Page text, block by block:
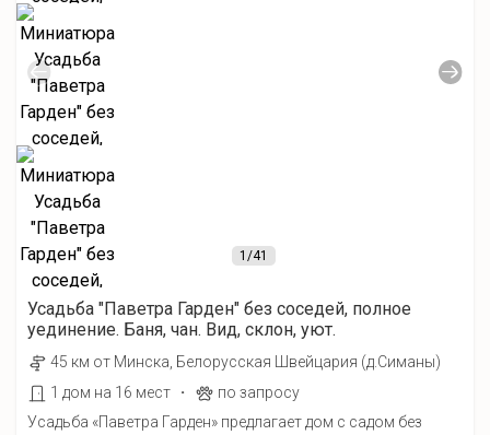
1/41
Усадьба "Паветра Гарден" без соседей, полное
уединение. Баня, чан. Вид, склон, уют.
45 км от Минска, Белорусская Швейцария (д.Симаны)
1 дом на 16 мест
·
по запросу
Усадьба «Паветра Гарден» предлагает дом с садом без